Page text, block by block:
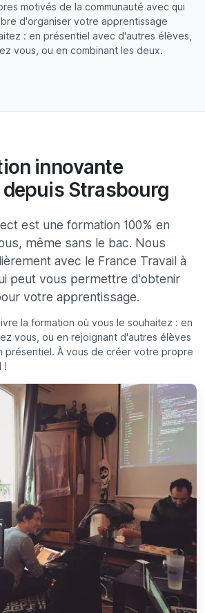
motivés de la communauté avec qui
d'organiser votre apprentissage
: en présentiel avec d'autres élèves,
vous, ou en combinant les deux.
innovante
Strasbourg
est une formation 100% en
même sans le bac. Nous
avec le France Travail à
peut vous permettre d'obtenir
votre apprentissage.
la formation où vous le souhaitez : en
vous, ou en rejoignant d'autres élèves
présentiel. À vous de créer votre propre
!